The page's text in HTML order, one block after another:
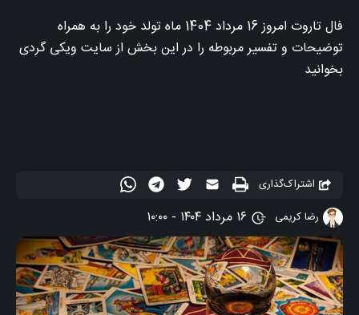
فال تاروت امروز 16 مرداد 1404 ماه تولد خود را به همراه
توضیحات و تفسیر مربوطه را در این بخش از سایت ویکی گردی
بخوانید
اشتراک‌گذاری
رضا کریمی
۱۶ مرداد ۱۴۰۴ - ۱۰:۰۰